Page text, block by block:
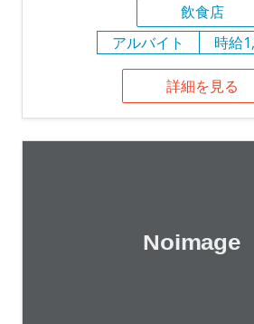
飲食店
アルバイト
時給
詳細を見る